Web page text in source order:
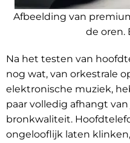
Afbeelding van
de oren.
Na het testen van
nog wat, van orkestrale
elektronische muziek,
paar volledig afhangt
bronkwaliteit.
ongelooflijk laten